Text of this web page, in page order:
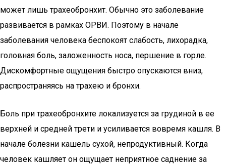
может лишь трахеобронхит. Обычно это заболевание
развивается в рамках ОРВИ. Поэтому в начале
заболевания человека беспокоят слабость, лихорадка,
головная боль, заложенность носа, першение в горле.
Дискомфортные ощущения быстро опускаются вниз,
распространяясь на трахею и бронхи.
Боль при трахеобронхите локализуется за грудиной в ее
верхней и средней трети и усиливается вовремя кашля. В
начале болезни кашель сухой, непродуктивный. Когда
человек кашляет он ощущает неприятное саднение за